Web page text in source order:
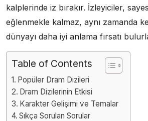
kalplerinde iz bırakır. İzleyiciler,
eğlenmekle kalmaz, aynı zamanda
dünyayı daha iyi anlama fırsatı
Table of Contents
Popüler Dram Dizileri
Dram Dizilerinin Etkisi
Karakter Gelişimi ve Temalar
Sıkça Sorulan Sorular